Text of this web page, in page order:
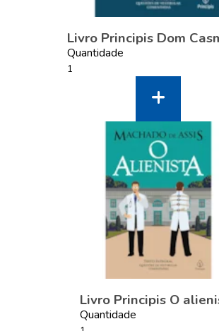
Livro Principis Dom
Quantidade
Livro Principis O
Quantidade